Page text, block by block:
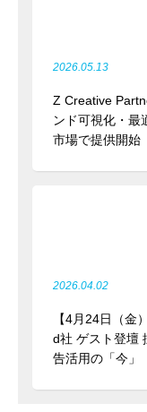
2026.05.13
Z Creative
ンド可視化・最
市場で提供開始
2026.04.02
【4月24日（
d社 ゲスト登壇
告活用の「今」